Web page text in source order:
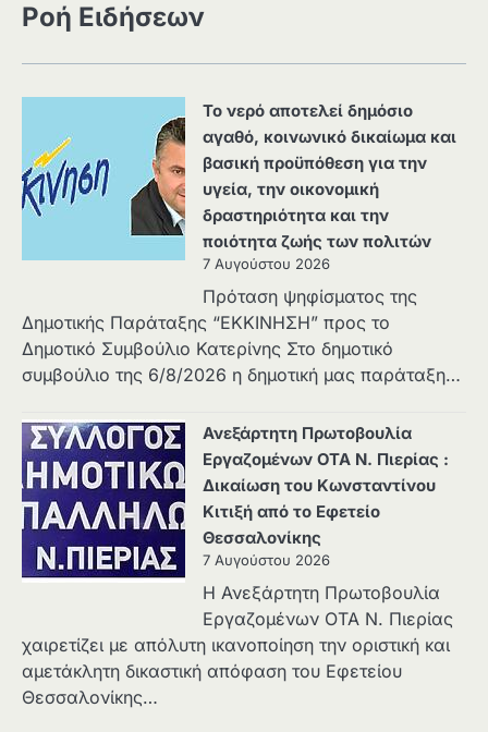
Ροή Ειδήσεων
Το νερό αποτελεί δημόσιο
αγαθό, κοινωνικό δικαίωμα και
βασική προϋπόθεση για την
υγεία, την οικονομική
δραστηριότητα και την
ποιότητα ζωής των πολιτών
7 Αυγούστου 2026
Πρόταση ψηφίσματος της
Δημοτικής Παράταξης “ΕΚΚΙΝΗΣΗ” προς το
Δημοτικό Συμβούλιο Κατερίνης Στο δημοτικό
συμβούλιο της 6/8/2026 η δημοτική μας παράταξη…
Ανεξάρτητη Πρωτοβουλία
Εργαζομένων ΟΤΑ Ν. Πιερίας :
Δικαίωση του Κωνσταντίνου
Κιτιξή από το Εφετείο
Θεσσαλονίκης
7 Αυγούστου 2026
Η Ανεξάρτητη Πρωτοβουλία
Εργαζομένων ΟΤΑ Ν. Πιερίας
χαιρετίζει με απόλυτη ικανοποίηση την οριστική και
αμετάκλητη δικαστική απόφαση του Εφετείου
Θεσσαλονίκης…